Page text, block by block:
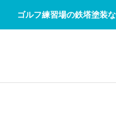
ゴルフ練習場の鉄塔塗装